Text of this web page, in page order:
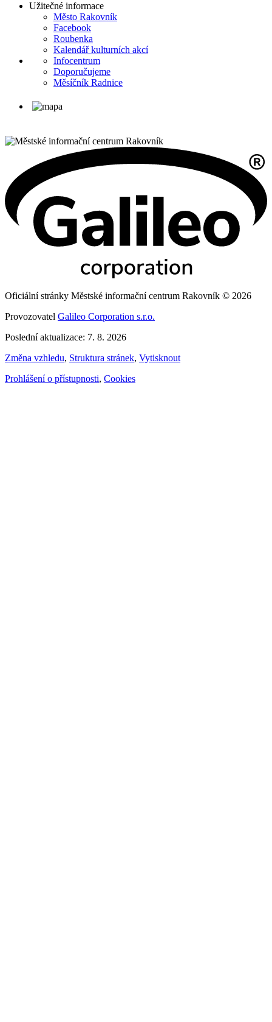
Užitečné informace
Město Rakovník
Facebook
Roubenka
Kalendář kulturních akcí
Infocentrum
Doporučujeme
Měsíčník Radnice
Oficiální stránky Městské informační centrum Rakovník © 2026
Provozovatel Galileo Corporation s.r.o.
Poslední aktualizace: 7. 8. 2026
Změna vzhledu, Struktura stránek, Vytisknout
Prohlášení o přístupnosti, Cookies